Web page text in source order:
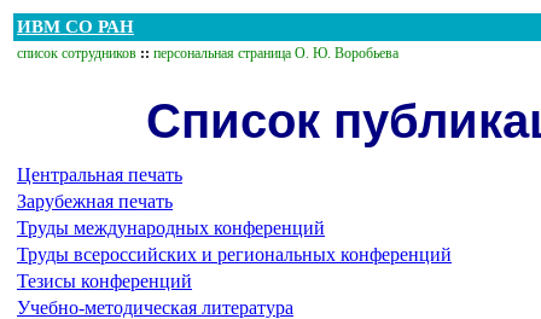
ИВМ СО РАН
список сотрудников :: персональная страница О. Ю. Воробьева
Список
Центральная печать
Зарубежная печать
Труды международных конференций
Труды всероссийских и региональных конференций
Тезисы конференций
Учебно-методическая литература